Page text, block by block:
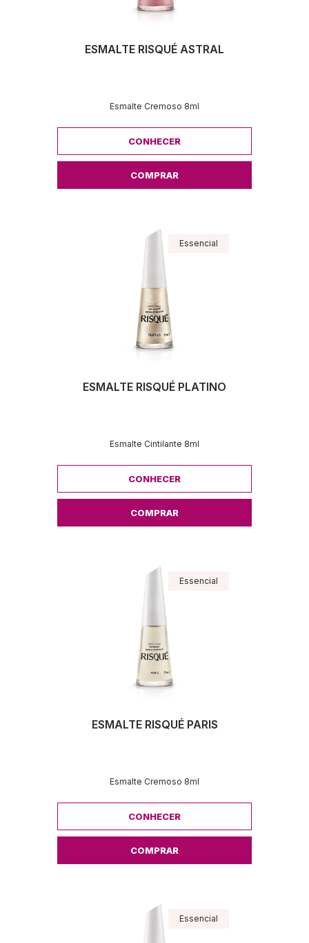
ESMALTE RISQUÉ ASTRAL
Esmalte Cremoso 8ml
CONHECER
COMPRAR
Essencial
ESMALTE RISQUÉ PLATINO
Esmalte Cintilante 8ml
CONHECER
COMPRAR
Essencial
ESMALTE RISQUÉ PARIS
Esmalte Cremoso 8ml
CONHECER
COMPRAR
Essencial